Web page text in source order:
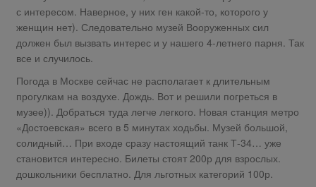
с интересом. Наверное, у них ген какой-то, которого у
женщин нет). Следовательно музей Вооруженных сил
должен был вызвать интерес и у нашего 4-летнего парня. Так
все и случилось.
Погода в Москве сейчас не располагает к длительным
прогулкам на воздухе. Дождь. Вот и решили погреться в
музее)). Добраться туда легче легкого. Новая станция метро
«Достоевская» всего в 5 минутах ходьбы. Музей большой,
солидный… При входе сразу настоящий танк Т-34… уже
становится интересно. Билеты стоят 200р для взрослых.
дошкольники бесплатно. Для льготных категорий 100р.